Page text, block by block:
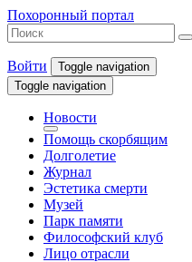
Похоронный портал
Войти
Toggle navigation
Toggle navigation
Новости
Помощь скорбящим
Долголетие
Журнал
Эстетика смерти
Музей
Парк памяти
Философский клуб
Лицо отрасли